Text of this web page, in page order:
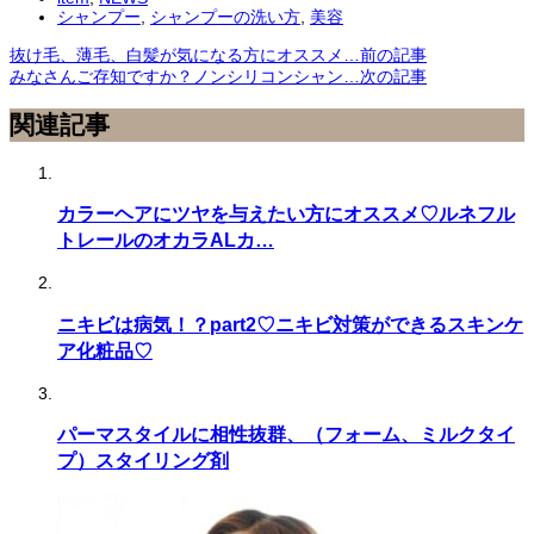
シャンプー
シャンプーの洗い方 美容
抜け毛、薄毛、白髪が気になる方にオススメ… 前の記事
みなさんご存知ですか？ノンシリコンシャン… 次の記事
関連記事
カラーヘアにツヤを与えたい方にオススメ♡ルネフル
トレールのオカラALカ…
ニキビは病気！？part2♡ニキビ対策ができるスキンケ
ア化粧品♡
パーマスタイルに相性抜群、（フォーム、ミルクタイ
プ）スタイリング剤